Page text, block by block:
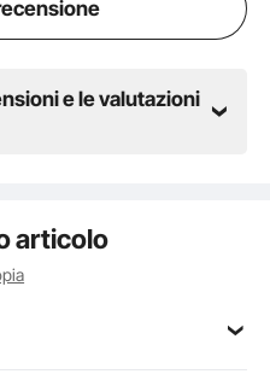
e le valutazioni
articolo